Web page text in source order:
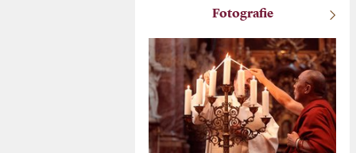
Fotografie